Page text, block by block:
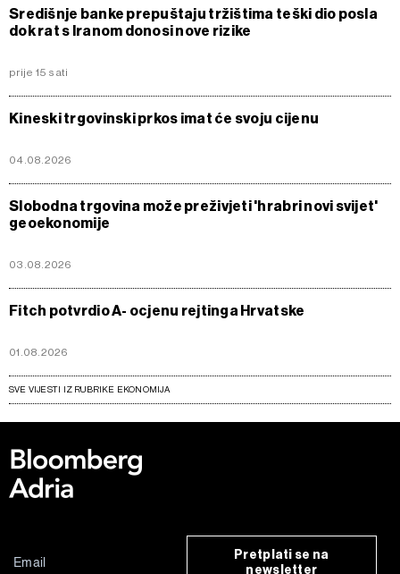
Središnje banke prepuštaju tržištima teški dio posla
dok rat s Iranom donosi nove rizike
prije 15 sati
Kineski trgovinski prkos imat će svoju cijenu
04.08.2026
Slobodna trgovina može preživjeti 'hrabri novi svijet'
geoekonomije
03.08.2026
Fitch potvrdio A- ocjenu rejtinga Hrvatske
01.08.2026
SVE VIJESTI IZ RUBRIKE EKONOMIJA
Pretplati se na
newsletter